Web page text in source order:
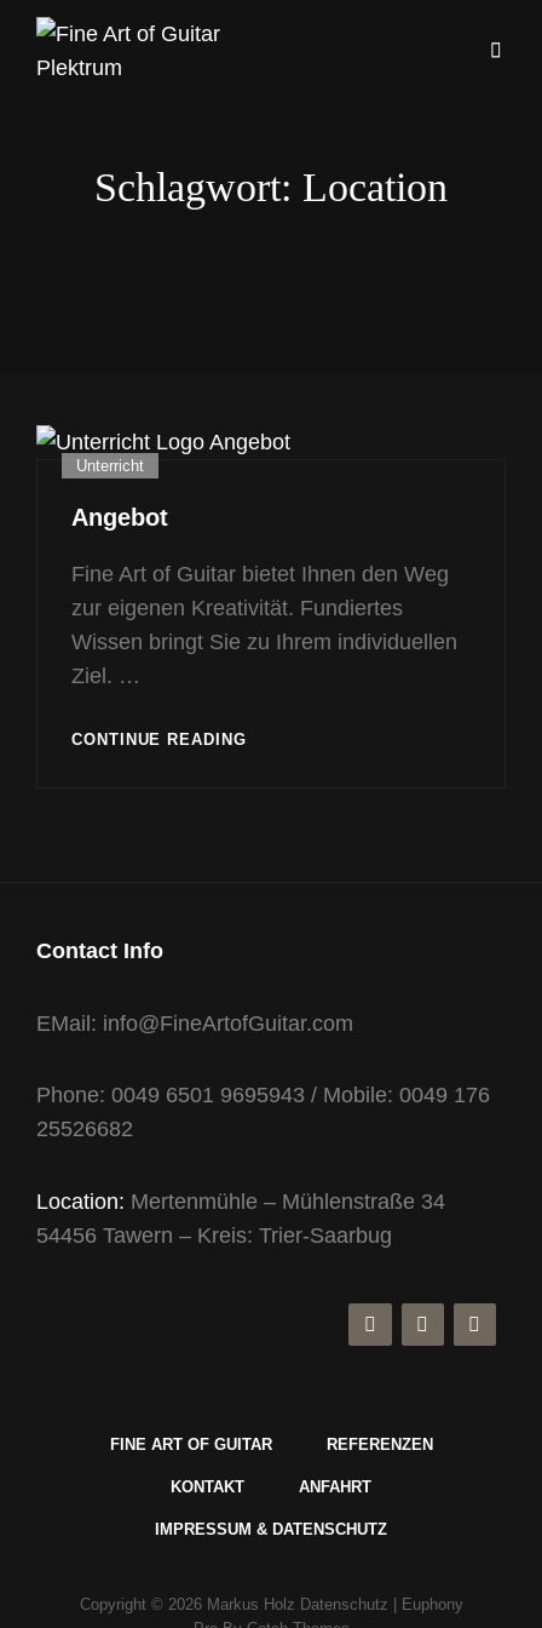
Schlagwort: Location
CatUnterricht
Angebot
Fine Art of Guitar bietet Ihnen den Weg
zur eigenen Kreativität. Fundiertes
Wissen bringt Sie zu Ihrem individuellen
Ziel. …
CONTINUE READINGANGEBOT
Contact Info
EMail: info@FineArtofGuitar.com
Phone: 0049 6501 9695943 / Mobile: 0049 176
25526682
Location: Mertenmühle – Mühlenstraße 34
54456 Tawern – Kreis: Trier-Saarbug
FINE ART OF GUITAR REFERENZEN
KONTAKT ANFAHRT
IMPRESSUM & DATENSCHUTZ
Copyright © 2026 Markus Holz Datenschutz | Euphony